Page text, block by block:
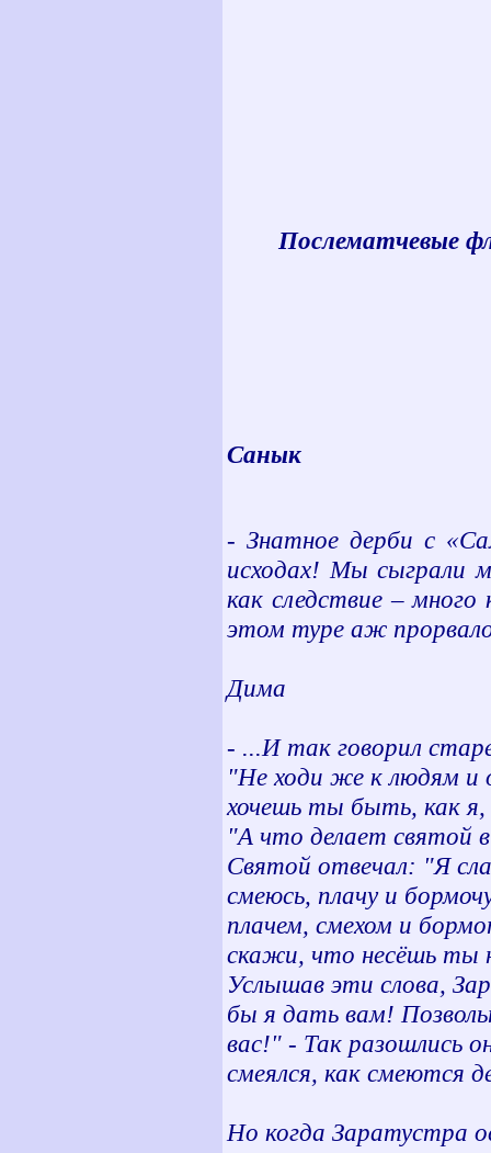
Послематчевые
Санык
- Знатное дерби с
исходах! Мы сыграли
как следствие – много
этом туре аж
Дима
- ...И так говорил
"Не ходи же к людям и
хочешь ты быть, как я,
"А что делает святой
Святой отвечал: "Я
смеюсь, плачу и
плачем, смехом и
скажи, что несёшь ты
Услышав эти слова,
бы я дать вам!
вас!" - Так разошлись
смеялся, как смеются
Но когда Заратустра